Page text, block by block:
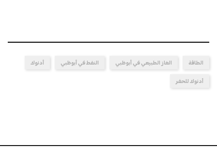
الطاقة الغاز الطبيعي في أبوظبي النفط في أبوظبي أدنوك
أدنوك للحفر